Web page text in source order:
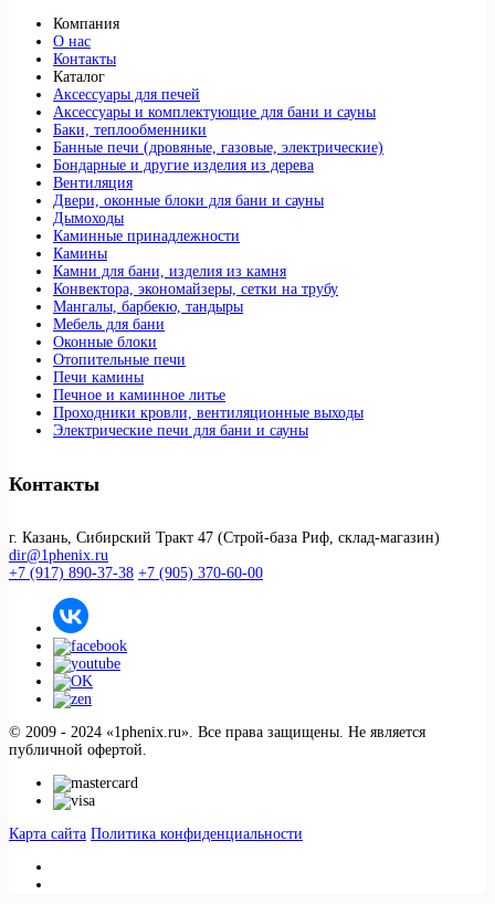
Компания
О нас
Контакты
Каталог
Аксессуары для печей
Аксессуары и комплектующие для бани и сауны
Баки, теплообменники
Банные печи (дровяные, газовые, электрические)
Бондарные и другие изделия из дерева
Вентиляция
Двери, оконные блоки для бани и сауны
Дымоходы
Каминные принадлежности
Камины
Камни для бани, изделия из камня
Конвектора, экономайзеры, сетки на трубу
Мангалы, барбекю, тандыры
Мебель для бани
Оконные блоки
Отопительные печи
Печи камины
Печное и каминное литье
Проходники кровли, вeнтиляционные выходы
Электрические печи для бани и сауны
Контакты
г. Казань, Сибирский Тракт 47 (Строй-база Риф, склад-магазин)
dir@1phenix.ru
+7 (917) 890-37-38 +7 (905) 370-60-00
© 2009 - 2024 «1phenix.ru». Все права защищены. Не является
публичной офертой.
Карта сайта Политика конфиденциальности